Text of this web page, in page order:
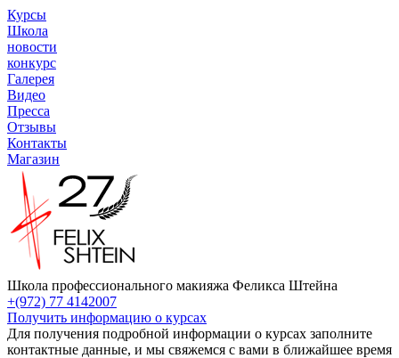
Курсы
Школа
новости
конкурс
Галерея
Видео
Пресса
Отзывы
Контакты
Магазин
Школа профессионального макияжа Феликса Штейна
+(972) 77 4142007
Получить информацию о курсах
Для получения подробной информации о курсах заполните
контактные данные, и мы свяжемся с вами в ближайшее время